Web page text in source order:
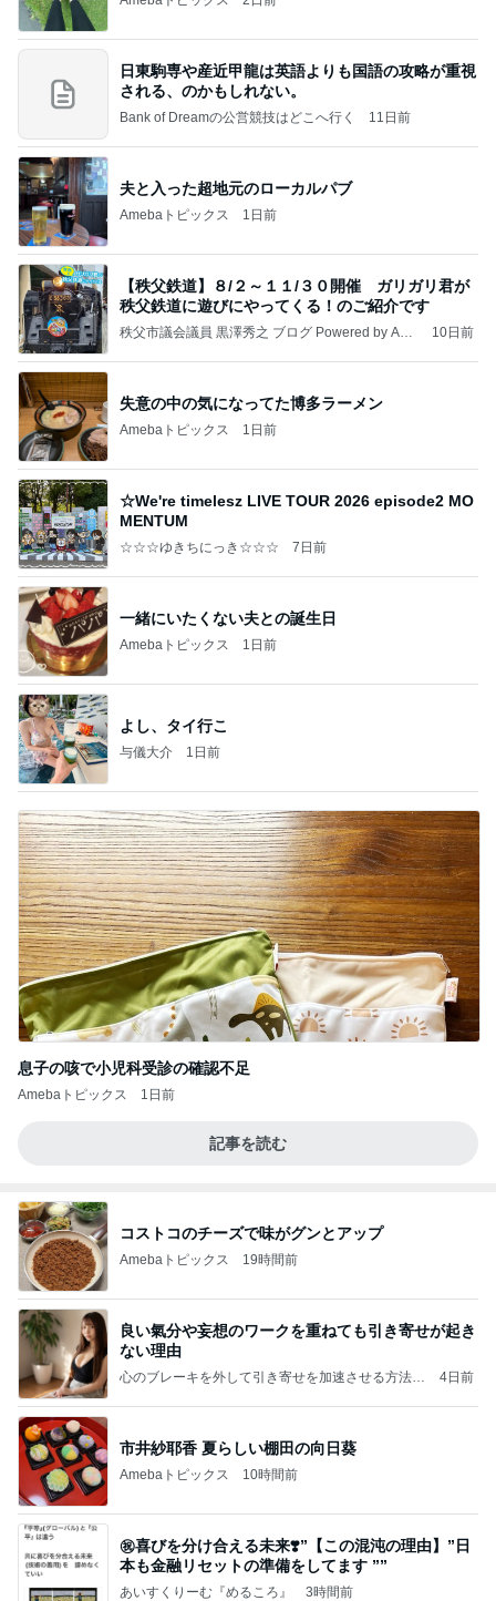
日東駒専や産近甲龍は英語よりも国語の攻略が重視
される、のかもしれない。
Bank of Dreamの公営競技はどこへ行く 11日前
夫と入った超地元のローカルパブ
Amebaトピックス 1日前
【秩父鉄道】８/２～１１/３０開催 ガリガリ君が
秩父鉄道に遊びにやってくる！のご紹介です
秩父市議会議員 黒澤秀之 ブログ Powered by Ame
10日前
失意の中の気になってた博多ラーメン
Amebaトピックス 1日前
☆We're timelesz LIVE TOUR 2026 episode2 MO
MENTUM
☆☆☆ゆきちにっき☆☆☆ 7日前
一緒にいたくない夫との誕生日
Amebaトピックス 1日前
よし、タイ行こ
与儀大介 1日前
息子の咳で小児科受診の確認不足
Amebaトピックス 1日前
記事を読む
コストコのチーズで味がグンとアップ
Amebaトピックス 19時間前
良い氣分や妄想のワークを重ねても引き寄せが起き
ない理由
心のブレーキを外して引き寄せを加速させる方法：
4日前
市井紗耶香 夏らしい棚田の向日葵
Amebaトピックス 10時間前
㊗️喜びを分け合える未来❣️”【この混沌の理由】”⽇
本も⾦融リセットの準備をしてます ””
あいすくりーむ『めるころ』 3時間前